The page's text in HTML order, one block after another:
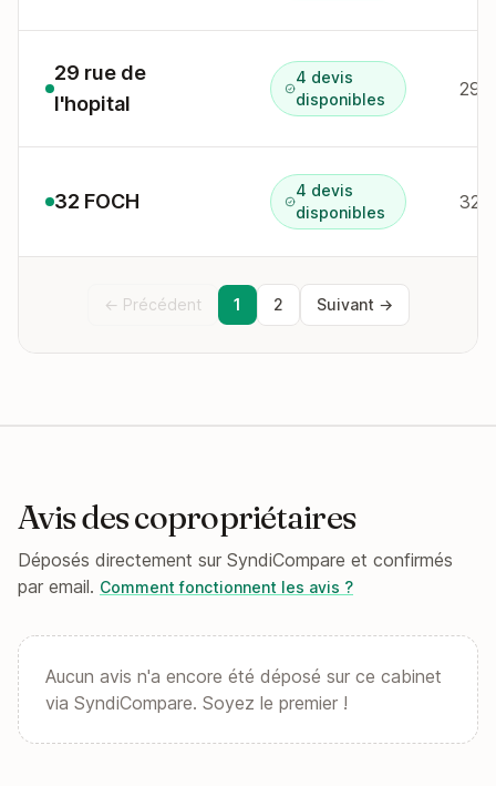
29 rue de
l'hopital
4 devis
disponibles
32 FOCH
4 devis
disponibles
32
← Précédent 1 2 Suivant →
Avis des copropriétaires
Déposés directement sur SyndiCompare et confirmés
par email. Comment fonctionnent les avis ?
Aucun avis n'a encore été déposé sur ce cabinet
via SyndiCompare. Soyez le premier !